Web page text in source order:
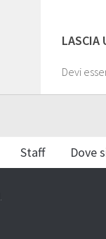
LASCIA
Devi
Staff Dove